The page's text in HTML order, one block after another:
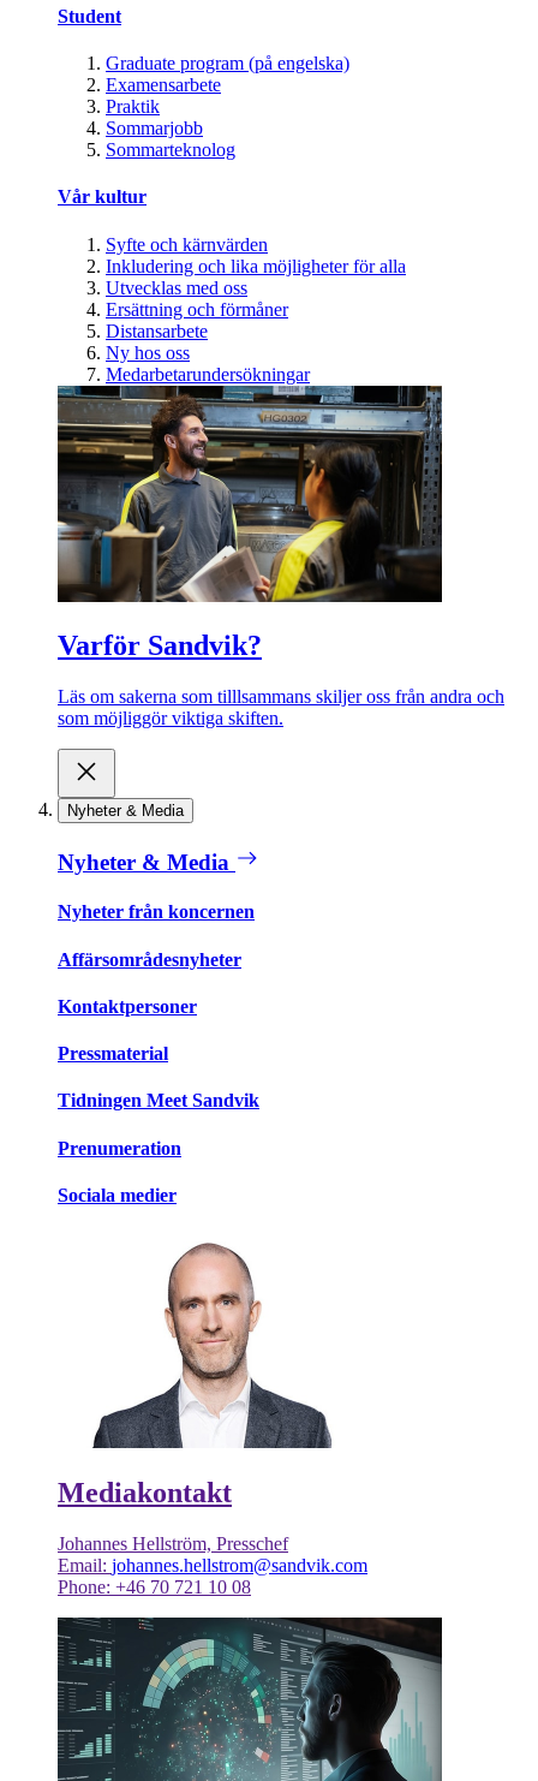
Student
Graduate program (på engelska)
Examensarbete
Praktik
Sommarjobb
Sommarteknolog
Vår kultur
Syfte och kärnvärden
Inkludering och lika möjligheter för alla
Utvecklas med oss
Ersättning och förmåner
Distansarbete
Ny hos oss
Medarbetarundersökningar
Varför Sandvik?
Läs om sakerna som tilllsammans skiljer oss från andra och
som möjliggör viktiga skiften.
Nyheter & Media
Nyheter & Media
Nyheter från koncernen
Affärsområdesnyheter
Kontaktpersoner
Pressmaterial
Tidningen Meet Sandvik
Prenumeration
Sociala medier
Mediakontakt
Johannes Hellström, Presschef
Email: johannes.hellstrom@sandvik.com
Phone: +46 70 721 10 08